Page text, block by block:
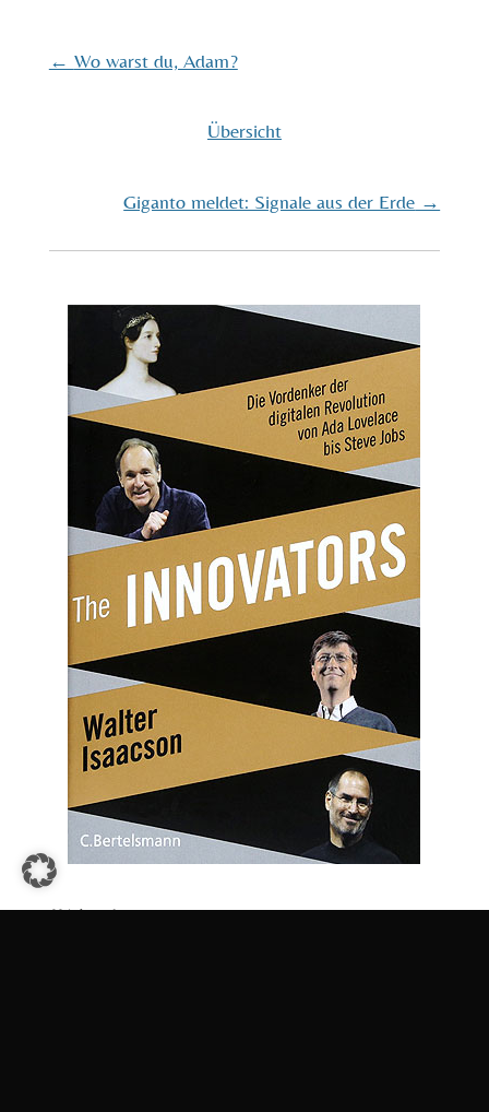
← Wo warst du, Adam?
Übersicht
Giganto meldet: Signale aus der Erde →
Walter Isaacson, 2014